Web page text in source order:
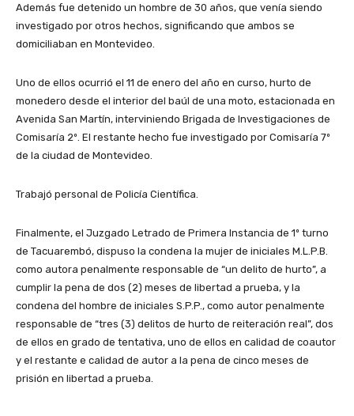
Además fue detenido un hombre de 30 años, que venía siendo
investigado por otros hechos, significando que ambos se
domiciliaban en Montevideo.
Uno de ellos ocurrió el 11 de enero del año en curso, hurto de
monedero desde el interior del baúl de una moto, estacionada en
Avenida San Martín, interviniendo Brigada de Investigaciones de
Comisaría 2º. El restante hecho fue investigado por Comisaría 7º
de la ciudad de Montevideo.
Trabajó personal de Policía Científica.
Finalmente, el Juzgado Letrado de Primera Instancia de 1º turno
de Tacuarembó, dispuso la condena la mujer de iniciales M.L.P.B.
como autora penalmente responsable de “un delito de hurto”, a
cumplir la pena de dos (2) meses de libertad a prueba, y la
condena del hombre de iniciales S.P.P., como autor penalmente
responsable de “tres (3) delitos de hurto de reiteración real”, dos
de ellos en grado de tentativa, uno de ellos en calidad de coautor
y el restante e calidad de autor a la pena de cinco meses de
prisión en libertad a prueba.